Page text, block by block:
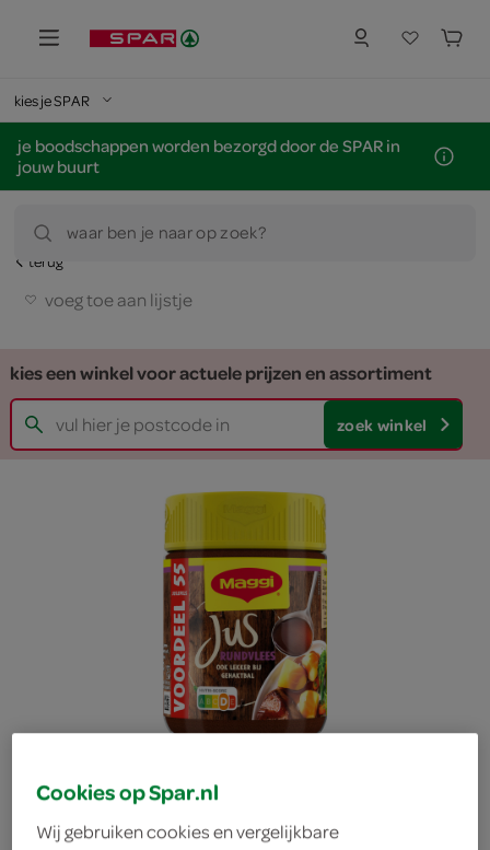
kies je SPAR
je boodschappen worden bezorgd door de SPAR in
jouw buurt
waar ben je naar op zoek?
terug
voeg toe aan lijstje
kies een winkel voor actuele prijzen en assortiment
zoek winkel
Cookies op Spar.nl
Wij gebruiken cookies en vergelijkbare